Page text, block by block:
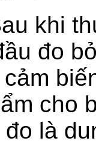
khi
đo
cho
đo là